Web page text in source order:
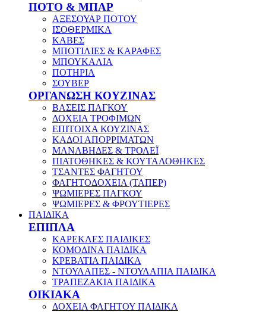
ΠΟΤΟ & ΜΠΑΡ
ΑΞΕΣΟΥΑΡ ΠΟΤΟΥ
ΙΣΟΘΕΡΜΙΚΑ
ΚΑΒΕΣ
ΜΠΟΤΙΛΙΕΣ & ΚΑΡΑΦΕΣ
ΜΠΟΥΚΑΛΙΑ
ΠΟΤΗΡΙΑ
ΣΟΥΒΕΡ
ΟΡΓΑΝΩΣΗ ΚΟΥΖΙΝΑΣ
ΒΑΣΕΙΣ ΠΑΓΚΟΥ
ΔΟΧΕΙΑ ΤΡΟΦΙΜΩΝ
ΕΠΙΤΟΙΧΑ ΚΟΥΖΙΝΑΣ
ΚΑΔΟΙ ΑΠΟΡΡΙΜΑΤΩΝ
ΜΑΝΑΒΗΔΕΣ & ΤΡΟΛΕΪ
ΠΙΑΤΟΘΗΚΕΣ & ΚΟΥΤΑΛΟΘΗΚΕΣ
ΤΣΑΝΤΕΣ ΦΑΓΗΤΟΥ
ΦΑΓΗΤΟΔΟΧΕΙΑ (ΤΑΠΕΡ)
ΨΩΜΙΕΡΕΣ ΠΑΓΚΟΥ
ΨΩΜΙΕΡΕΣ & ΦΡΟΥΤΙΕΡΕΣ
ΠΑΙΔΙΚΑ
ΕΠΙΠΛΑ
ΚΑΡΕΚΛΕΣ ΠΑΙΔΙΚΕΣ
ΚΟΜΟΔΙΝΑ ΠΑΙΔΙΚΑ
ΚΡΕΒΑΤΙΑ ΠΑΙΔΙΚΑ
ΝΤΟΥΛΑΠΕΣ - ΝΤΟΥΛΑΠΙΑ ΠΑΙΔΙΚΑ
ΤΡΑΠΕΖΑΚΙΑ ΠΑΙΔΙΚΑ
ΟΙΚΙΑΚΑ
ΔΟΧΕΙΑ ΦΑΓΗΤΟΥ ΠΑΙΔΙΚΑ